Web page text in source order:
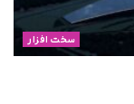
سخت افزار